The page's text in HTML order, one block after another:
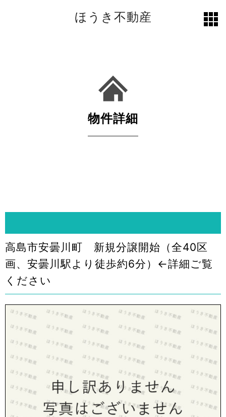
ほうき不動産
物件詳細
高島市安曇川町 新規分譲開始（全40区
画、安曇川駅より徒歩約6分）←詳細ご覧
ください